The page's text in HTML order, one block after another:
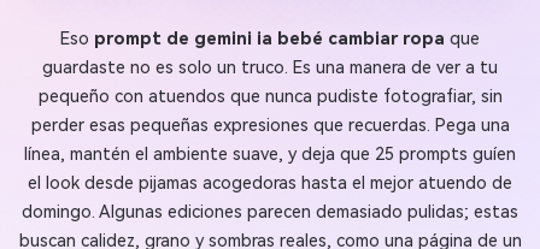
Eso prompt de gemini ia bebé cambiar ropa que
guardaste no es solo un truco. Es una manera de ver a tu
pequeño con atuendos que nunca pudiste fotografiar, sin
perder esas pequeñas expresiones que recuerdas. Pega una
línea, mantén el ambiente suave, y deja que 25 prompts guíen
el look desde pijamas acogedoras hasta el mejor atuendo de
domingo. Algunas ediciones parecen demasiado pulidas; estas
buscan calidez, grano y sombras reales, como una página de un